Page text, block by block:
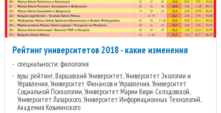
Рейтинг университетов 2018 - какие изменения
специальности: филология
вузы: рейтинг, Варшавский Университет, Университет Экологии и
Управления, Университет Финансов и Управления, Университет
Социальной Психологии, Университет Марии Кюри-Склодовской,
Университет Лазарского, Университет Информационных Технологий,
Академия Козьминского